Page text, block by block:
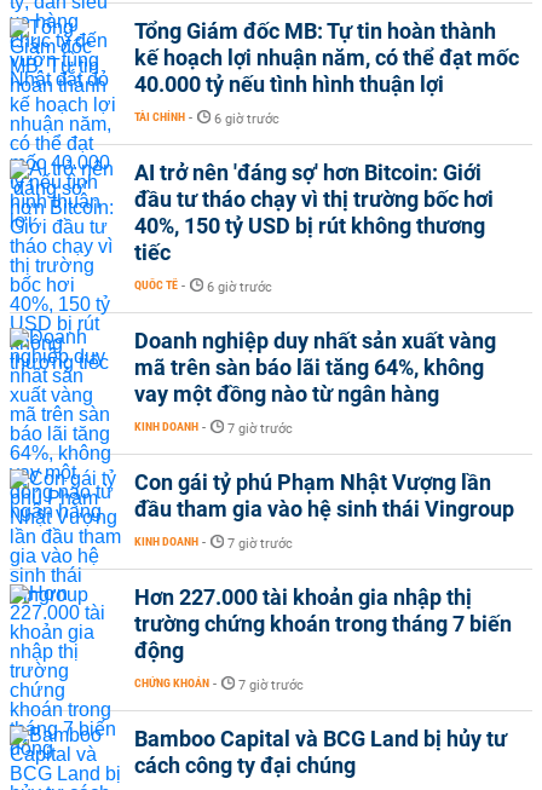
Tổng Giám đốc MB: Tự tin hoàn thành
kế hoạch lợi nhuận năm, có thể đạt mốc
40.000 tỷ nếu tình hình thuận lợi
TÀI CHÍNH - 6 giờ trước
AI trở nên 'đáng sợ' hơn Bitcoin: Giới
đầu tư tháo chạy vì thị trường bốc hơi
40%, 150 tỷ USD bị rút không thương
tiếc
QUỐC TẾ - 6 giờ trước
Doanh nghiệp duy nhất sản xuất vàng
mã trên sàn báo lãi tăng 64%, không
vay một đồng nào từ ngân hàng
KINH DOANH - 7 giờ trước
Con gái tỷ phú Phạm Nhật Vượng lần
đầu tham gia vào hệ sinh thái Vingroup
KINH DOANH - 7 giờ trước
Hơn 227.000 tài khoản gia nhập thị
trường chứng khoán trong tháng 7 biến
động
CHỨNG KHOÁN - 7 giờ trước
Bamboo Capital và BCG Land bị hủy tư
cách công ty đại chúng